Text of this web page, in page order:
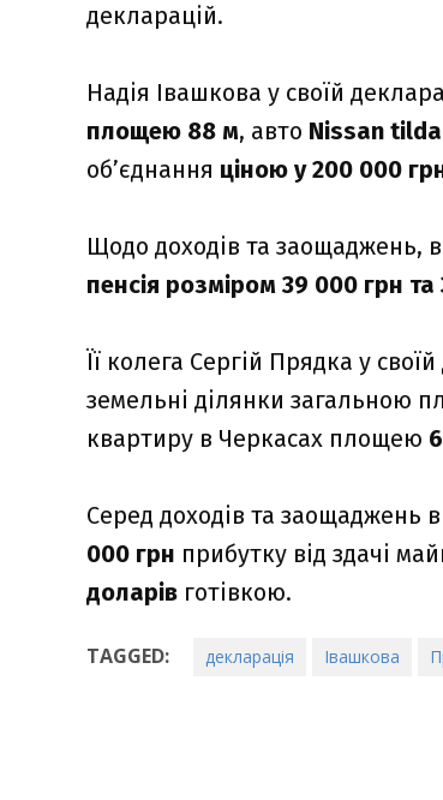
декларацій.
Надія Івашкова у своїй
площею 88 м, авто Nissan til
об’єднання ціною у 200 000
Щодо доходів та заощаджень,
пенсія розміром 39 000 грн
Її колега Сергій Прядка у
земельні ділянки загальною
квартиру в Черкасах площею
Серед доходів та заощаджень
000 грн прибутку від здачі
доларів готівкою.
TAGGED: декларація Івашкова